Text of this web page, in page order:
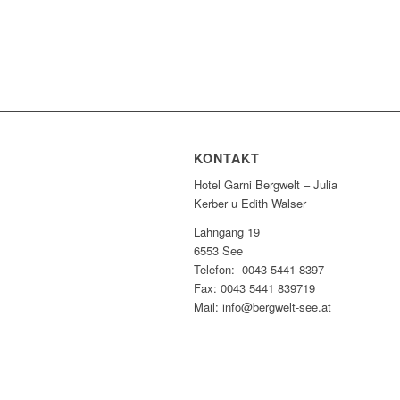
KONTAKT
Hotel Garni Bergwelt – Julia
Kerber u Edith Walser
Lahngang 19
6553 See
Telefon: 0043 5441 8397
Fax: 0043 5441 839719
Mail: info@bergwelt-see.at